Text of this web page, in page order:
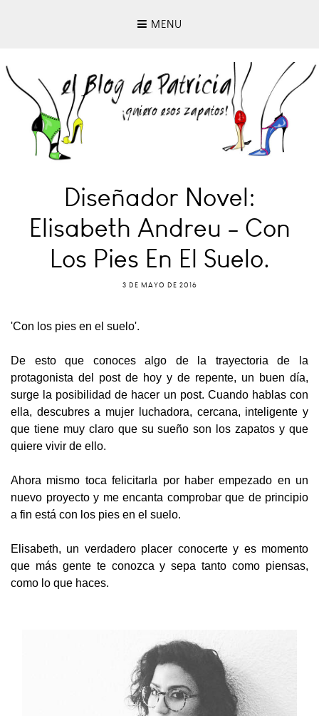
MENU
Diseñador Novel:
Elisabeth Andreu - Con
Los Pies En El Suelo.
3 DE MAYO DE 2016
'Con los pies en el suelo'.
De esto que conoces algo de la trayectoria de la
protagonista del post de hoy y de repente, un buen día,
surge la posibilidad de hacer un post. Cuando hablas con
ella, descubres a mujer luchadora, cercana, inteligente y
que tiene muy claro que su sueño son los zapatos y que
quiere vivir de ello.
Ahora mismo toca felicitarla por haber empezado en un
nuevo proyecto y me encanta comprobar que de principio
a fin está con los pies en el suelo.
Elisabeth, un verdadero placer conocerte y es momento
que más gente te conozca y sepa tanto como piensas,
como lo que haces.